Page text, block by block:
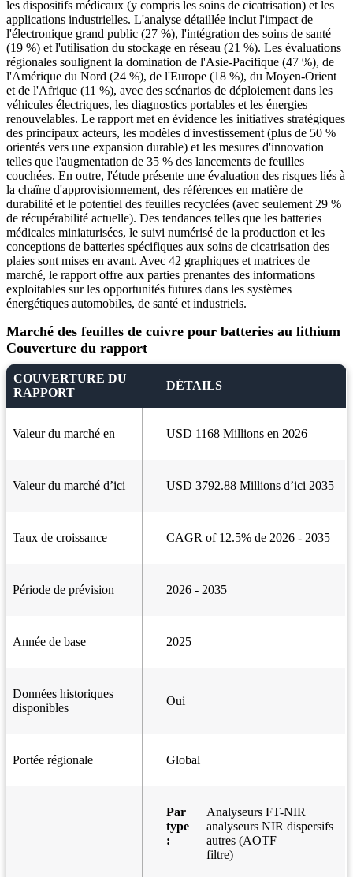
les dispositifs médicaux (y compris les soins de cicatrisation) et les
applications industrielles. L'analyse détaillée inclut l'impact de
l'électronique grand public (27 %), l'intégration des soins de santé
(19 %) et l'utilisation du stockage en réseau (21 %). Les évaluations
régionales soulignent la domination de l'Asie-Pacifique (47 %), de
l'Amérique du Nord (24 %), de l'Europe (18 %), du Moyen-Orient
et de l'Afrique (11 %), avec des scénarios de déploiement dans les
véhicules électriques, les diagnostics portables et les énergies
renouvelables. Le rapport met en évidence les initiatives stratégiques
des principaux acteurs, les modèles d'investissement (plus de 50 %
orientés vers une expansion durable) et les mesures d'innovation
telles que l'augmentation de 35 % des lancements de feuilles
couchées. En outre, l'étude présente une évaluation des risques liés à
la chaîne d'approvisionnement, des références en matière de
durabilité et le potentiel des feuilles recyclées (avec seulement 29 %
de récupérabilité actuelle). Des tendances telles que les batteries
médicales miniaturisées, le suivi numérisé de la production et les
conceptions de batteries spécifiques aux soins de cicatrisation des
plaies sont mises en avant. Avec 42 graphiques et matrices de
marché, le rapport offre aux parties prenantes des informations
exploitables sur les opportunités futures dans les systèmes
énergétiques automobiles, de santé et industriels.
Marché des feuilles de cuivre pour batteries au lithium
Couverture du rapport
COUVERTURE DU
RAPPORT
DÉTAILS
Valeur du marché en USD 1168 Millions en 2026
Valeur du marché d’ici USD 3792.88 Millions d’ici 2035
Taux de croissance CAGR of 12.5% de 2026 - 2035
Période de prévision 2026 - 2035
Année de base 2025
Données historiques
disponibles
Oui
Portée régionale Global
Par
type
:
Analyseurs FT-NIR
analyseurs NIR dispersifs
autres (AOTF
filtre)